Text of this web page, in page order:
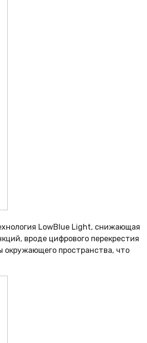
LowBlue Light, снижающая
вроде цифрового перекрестия
окружающего пространства, что